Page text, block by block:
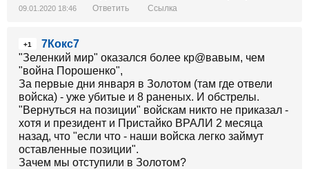
09.01.2020 18:46 Ответить Ссылка
+1
7Кокс7
"Зеленкий мир" оказался более кр@вавым, чем
"война Порошенко",
За первые дни января в Золотом (там где отвели
войска) - уже убитые и 8 раненых. И обстрелы.
"Вернуться на позиции" войскам никто не приказал -
хотя и президент и Пристайко ВРАЛИ 2 месяца
назад, что "если что - наши войска легко займут
оставленные позиции".
Зачем мы отступили в Золотом?